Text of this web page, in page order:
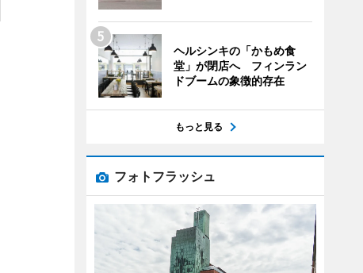
ヘルシンキの「かもめ食
堂」が閉店へ フィンラン
ドブームの象徴的存在
もっと見る
フォトフラッシュ